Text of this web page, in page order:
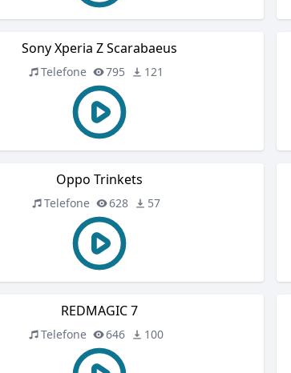
Sony Xperia Z Scarabaeus
Telefone 795 121
Oppo Trinkets
Telefone 628 57
REDMAGIC 7
Telefone 646 100